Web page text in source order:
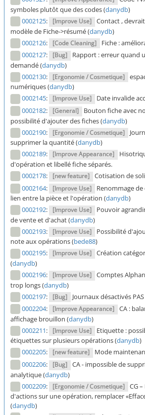
symboles plutôt que des codes (danydb)
0002125: [Improve Use] Contact ,
modèle de Fiche->résumé (danydb)
0002126: [Code Cleaning] Fiche :
0002127: [Bug]
Rapport : erreur quand
demandé (danydb)
0002130: [Ergonomie / Cosmetique]
numériques (danydb)
0002145: [Improve Use] Date invalide
0002182: [General]
Bouton fiche avec
possibilité d'ajouter des fiches (danydb)
0002190: [Ergonomie / Cosmetique]
supprimer la quantité (danydb)
0002189: [Improve Appearance]
d'opération et libellé fiche séparés.
0002178: [new feature] Cotisation de
0002164: [Improve Use]
Renommage
lien entre la pièce et l'opération (danydb)
0002192: [Improve Use]
Pouvoir
de vente et d'achat (danydb)
0002193: [Improve Use]
Possibilité
note aux opérations (bede88)
0002195: [Improve Use] Création
(danydb)
0002196: [Improve Use] Comptes
trop longs (danydb)
0002197: [Bug] Journaux désactivés PAS
0002204: [Improve Appearance] CA :
affichage brouillon (danydb)
0002211: [Improve Use]
Etiquette :
étiquettes sur plusieurs opérations (danydb)
0002205: [new feature] Mode
0002206: [Bug] CA - impossible de
analytique (danydb)
0002209: [Ergonomie / Cosmetique] CG
d'actions sur une opération, remplacer
(danydb)